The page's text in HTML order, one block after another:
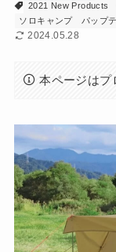
2021 New Products
ソロキャンプ
パップ
2024.05.28
本ページはプ